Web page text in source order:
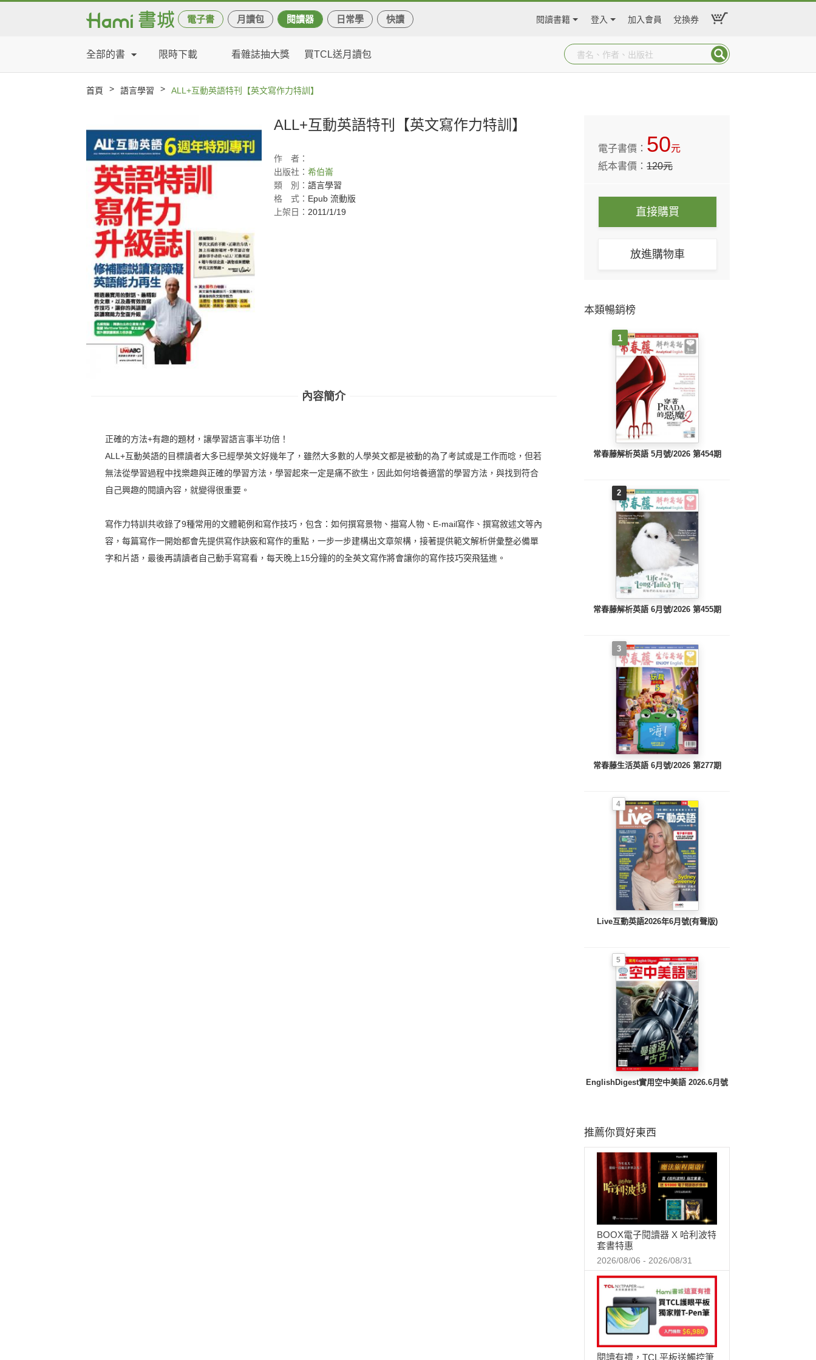
電子書 月讀包 閱讀器 日常學 快讀 閱讀書籍 登入 加入會員 兌換券
全部的書 限時下載 看雜誌抽大獎 買TCL送月讀包
首頁 > 語言學習 > ALL+互動英語特刊【英文寫作力特訓】
ALL+互動英語特刊【英文寫作力特訓】
作
者：
出版社： 希伯崙
類
別： 語言學習
格
式： Epub 流動版
上架日： 2011/1/19
內容簡介
正確的方法+有趣的題材，讓學習語言事半功倍！
ALL+互動英語的目標讀者大多已經學英文好幾年了，雖然大多數的人學英文都是被動的為了考試或是工作而唸，但若
無法從學習過程中找樂趣與正確的學習方法，學習起來一定是痛不欲生，因此如何培養適當的學習方法，與找到符合
自己興趣的閱讀內容，就變得很重要。
寫作力特訓共收錄了9種常用的文體範例和寫作技巧，包含：如何撰寫景物、描寫人物、E-mail寫作、撰寫敘述文等內
容，每篇寫作一開始都會先提供寫作訣竅和寫作的重點，一步一步建構出文章架構，接著提供範文解析併彙整必備單
字和片語，最後再請讀者自己動手寫寫看，每天晚上15分鐘的的全英文寫作將會讓你的寫作技巧突飛猛進。
電子書價： 50元
紙本書價：120元
直接購買
放進購物車
本類暢銷榜
1
常春藤解析英語 5月號/2026 第454期
2
常春藤解析英語 6月號/2026 第455期
3
常春藤生活英語 6月號/2026 第277期
4
Live互動英語2026年6月號(有聲版)
5
EnglishDigest實用空中美語 2026.6月號
推薦你買好東西
BOOX電子閱讀器 X 哈利波特
套書特惠
2026/08/06 - 2026/08/31
閱讀有禮，TCL平板送觸控筆